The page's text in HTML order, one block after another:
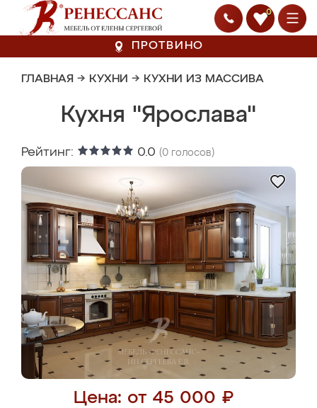
0
ПРОТВИНО
ГЛАВНАЯ → КУХНИ → КУХНИ ИЗ МАССИВА
Кухня "Ярослава"
Рейтинг: 0.0 (0 голосов)
Цена: от 45 000 ₽